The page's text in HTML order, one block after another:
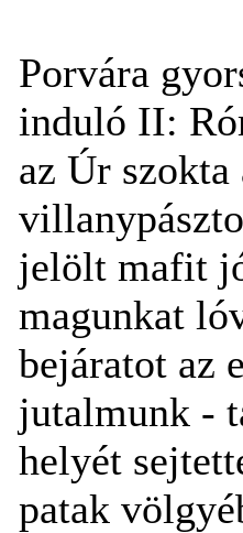
Porvára
induló II:
az Úr
jelölt mafit
magunkat
bejáratot az
jutalmunk -
helyét
patak